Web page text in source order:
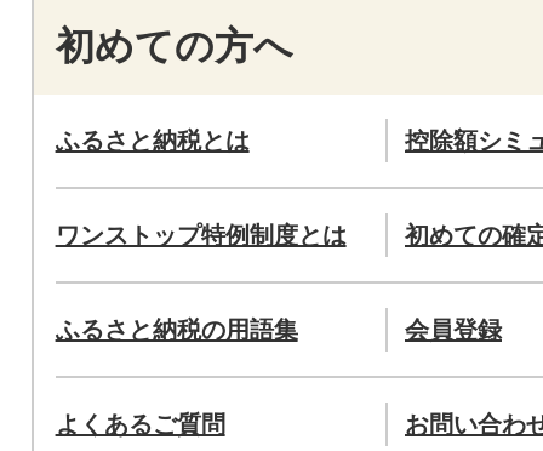
初めての方へ
ふるさと納税とは 控除額シミ
ワンストップ特例制度とは 初めての確
ふるさと納税の用語集 会員登録
よくあるご質問 お問い合わ